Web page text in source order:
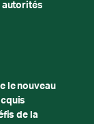
autorités
le nouveau
de la